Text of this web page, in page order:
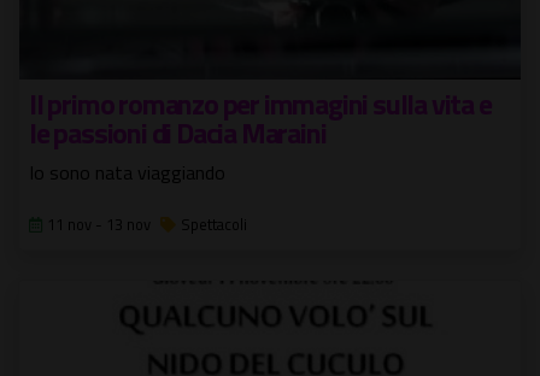
Il primo romanzo per immagini sulla vita e
le passioni di Dacia Maraini
Io sono nata viaggiando
11 nov - 13 nov Spettacoli